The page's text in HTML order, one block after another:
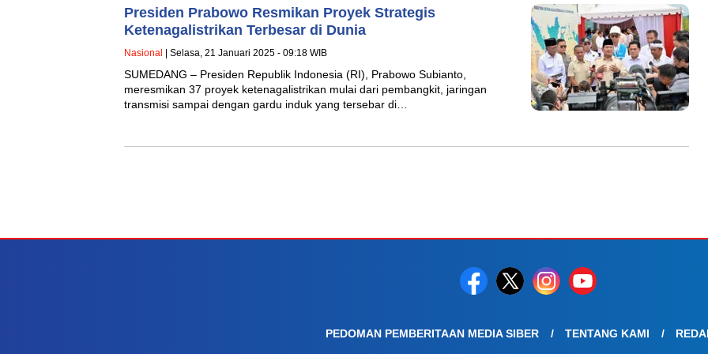
Presiden Prabowo Resmikan Proyek Strategis
Ketenagalistrikan Terbesar di Dunia
Nasional | Selasa, 21 Januari 2025 - 09:18 WIB
SUMEDANG – Presiden Republik Indonesia (RI), Prabowo Subianto,
meresmikan 37 proyek ketenagalistrikan mulai dari pembangkit, jaringan
transmisi sampai dengan gardu induk yang tersebar di…
PEDOMAN PEMBERITAAN MEDIA SIBER TENTANG KAMI